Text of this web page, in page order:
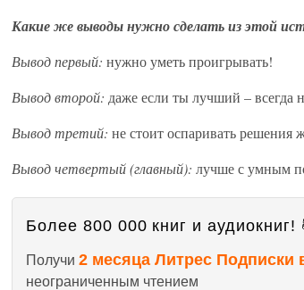
Какие же выводы нужно сделать из этой
Вывод первый: нужно уметь проигрывать!
Вывод второй: даже если ты лучший – всегда
Вывод третий: не стоит оспаривать решения
Вывод четвертый (главный): лучше с умным
Более 800 000 книг и аудиокниг!
Получи 2 месяца Литрес Подписки
неограниченным чтением